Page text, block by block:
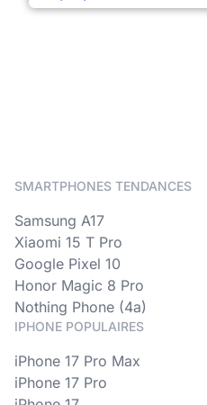
SMARTPHONES TENDANCES
Samsung A17
Xiaomi 15 T Pro
Google Pixel 10
Honor Magic 8 Pro
Nothing Phone (4a)
IPHONE POPULAIRES
iPhone 17 Pro Max
iPhone 17 Pro